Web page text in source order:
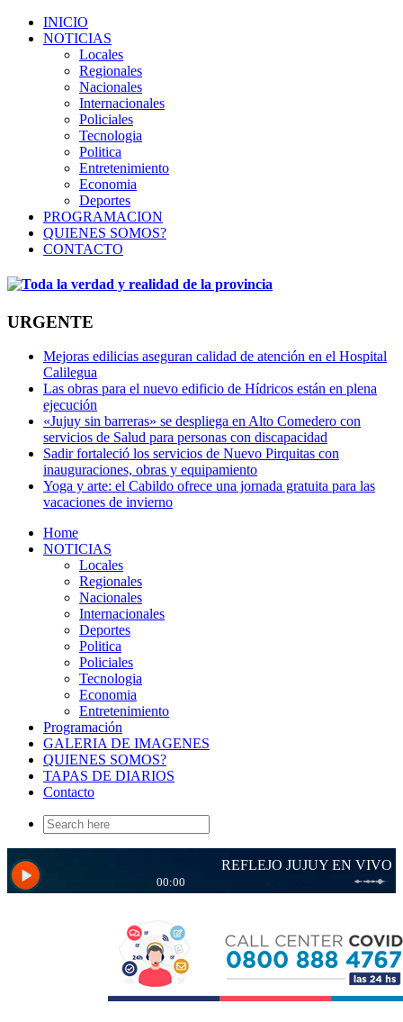
INICIO
NOTICIAS
Locales
Regionales
Nacionales
Internacionales
Policiales
Tecnologia
Politica
Entretenimiento
Economia
Deportes
PROGRAMACION
QUIENES SOMOS?
CONTACTO
URGENTE
Mejoras edilicias aseguran calidad de atención en el Hospital
Calilegua
Las obras para el nuevo edificio de Hídricos están en plena
ejecución
«Jujuy sin barreras» se despliega en Alto Comedero con
servicios de Salud para personas con discapacidad
Sadir fortaleció los servicios de Nuevo Pirquitas con
inauguraciones, obras y equipamiento
Yoga y arte: el Cabildo ofrece una jornada gratuita para las
vacaciones de invierno
Home
NOTICIAS
Locales
Regionales
Nacionales
Internacionales
Deportes
Politica
Policiales
Tecnologia
Economia
Entretenimiento
Programación
GALERIA DE IMAGENES
QUIENES SOMOS?
TAPAS DE DIARIOS
Contacto
Search
for: